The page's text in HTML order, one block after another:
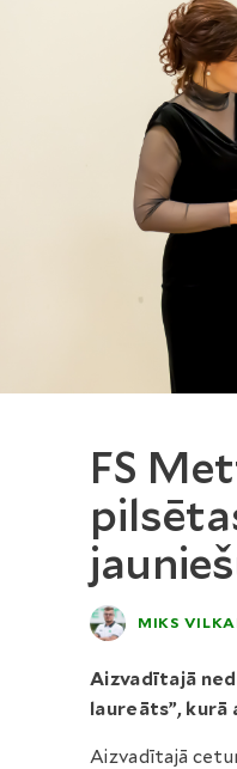
FS
MIKS
Aizvadītajā
laureāts”, kurā
Aizvadītajā